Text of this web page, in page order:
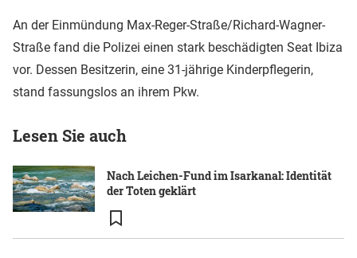
An der Einmündung Max-Reger-Straße/Richard-Wagner-
Straße fand die Polizei einen stark beschädigten Seat Ibiza
vor. Dessen Besitzerin, eine 31-jährige Kinderpflegerin,
stand fassungslos an ihrem Pkw.
Lesen Sie auch
Nach Leichen-Fund im Isarkanal: Identität
der Toten geklärt